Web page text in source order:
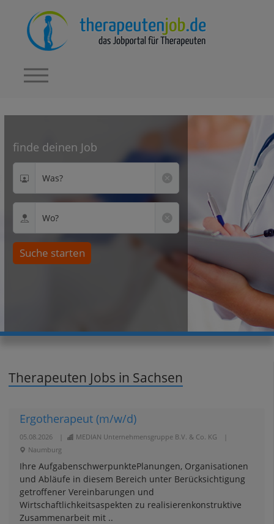
finde deinen Job
Was?
Wo?
Suche starten
Therapeuten Jobs in Sachsen
Ergotherapeut (m/w/d)
05.08.2026 MEDIAN Unternehmensgruppe B.V. & Co. KG
Naumburg
Ihre AufgabenschwerpunktePlanungen, Organisationen
und Abläufe in diesem Bereich unter Berücksichtigung
getroffener Vereinbarungen und
Wirtschaftlichkeitsaspekten zu realisierenkonstruktive
Zusammenarbeit mit ..